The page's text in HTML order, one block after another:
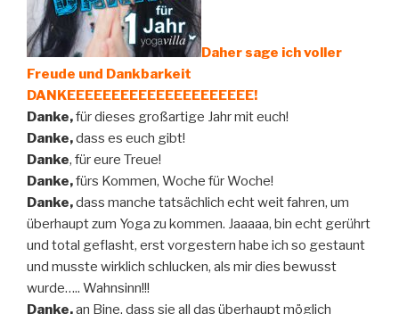
Daher sage ich voller
Freude und Dankbarkeit
DANKEEEEEEEEEEEEEEEEEEEEE!
Danke,für dieses großartige Jahr mit euch!
Danke,dass es euch gibt!
Danke, für eure Treue!
Danke,fürs Kommen, Woche für Woche!
Danke,dass manche tatsächlich echt weit fahren, um
überhaupt zum Yoga zu kommen. Jaaaaa, bin echt gerührt
und total geflasht, erst vorgestern habe ich so gestaunt
und musste wirklich schlucken, als mir dies bewusst
wurde….. Wahnsinn!!!
Danke,an Bine, dass sie all das überhaupt möglich